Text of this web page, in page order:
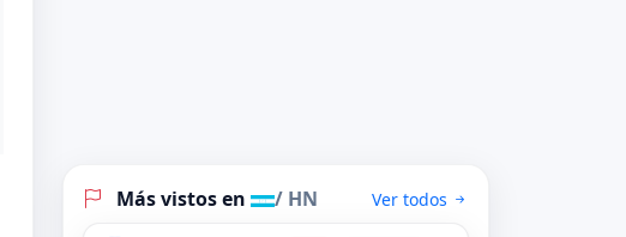
Más vistos en / HN Ver todos